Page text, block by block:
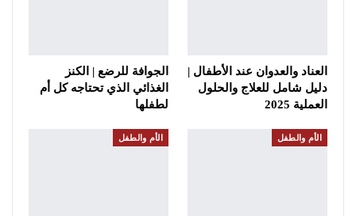
العناد والعدوان عند الأطفال |
دليل شامل للعلاج والحلول
العملية 2025
الجوافة للرضع | الكنز
الغذائي الذي تحتاجه كل أم
لطفلها
الأم والطفل الأم والطفل